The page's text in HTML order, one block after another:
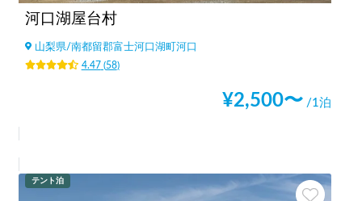
河口湖屋台村
山梨県/南都留郡富士河口湖町河口
4.47 (58)
¥2,500〜 /1泊
テント泊